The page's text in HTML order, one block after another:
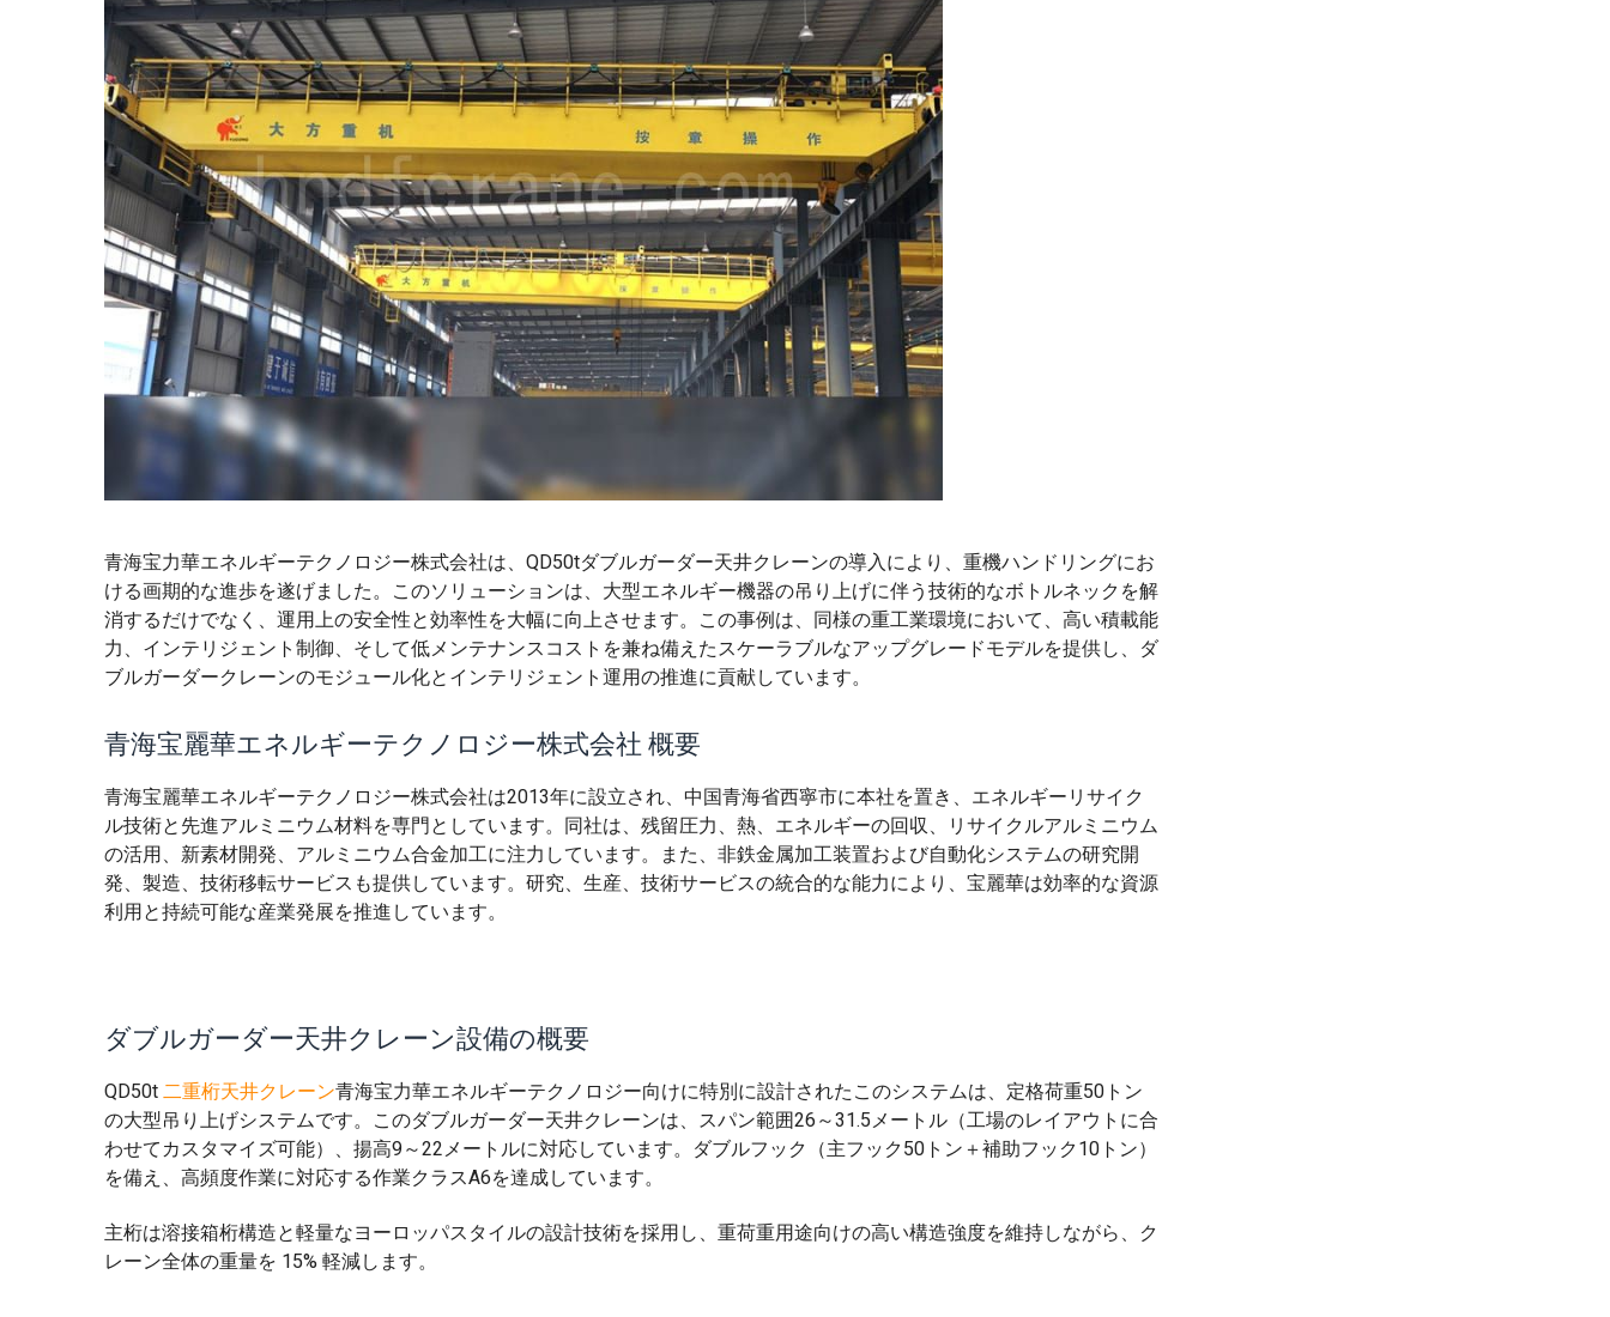
青海宝力華エネルギーテクノロジー株式会社は、QD50tダブルガーダー天井クレーンの導入により、重機ハンドリングにお
ける画期的な進歩を遂げました。このソリューションは、大型エネルギー機器の吊り上げに伴う技術的なボトルネックを解
消するだけでなく、運用上の安全性と効率性を大幅に向上させます。この事例は、同様の重工業環境において、高い積載能
力、インテリジェント制御、そして低メンテナンスコストを兼ね備えたスケーラブルなアップグレードモデルを提供し、ダ
ブルガーダークレーンのモジュール化とインテリジェント運用の推進に貢献しています。
青海宝麗華エネルギーテクノロジー株式会社 概要
青海宝麗華エネルギーテクノロジー株式会社は2013年に設立され、中国青海省西寧市に本社を置き、エネルギーリサイク
ル技術と先進アルミニウム材料を専門としています。同社は、残留圧力、熱、エネルギーの回収、リサイクルアルミニウム
の活用、新素材開発、アルミニウム合金加工に注力しています。また、非鉄金属加工装置および自動化システムの研究開
発、製造、技術移転サービスも提供しています。研究、生産、技術サービスの統合的な能力により、宝麗華は効率的な資源
利用と持続可能な産業発展を推進しています。
ダブルガーダー天井クレーン設備の概要
QD50t二重桁天井クレーン青海宝力華エネルギーテクノロジー向けに特別に設計されたこのシステムは、定格荷重50トン
の大型吊り上げシステムです。このダブルガーダー天井クレーンは、スパン範囲26～31.5メートル（工場のレイアウトに合
わせてカスタマイズ可能）、揚高9～22メートルに対応しています。ダブルフック（主フック50トン＋補助フック10トン）
を備え、高頻度作業に対応する作業クラスA6を達成しています。
主桁は溶接箱桁構造と軽量なヨーロッパスタイルの設計技術を採用し、重荷重用途向けの高い構造強度を維持しながら、ク
レーン全体の重量を 15% 軽減します。